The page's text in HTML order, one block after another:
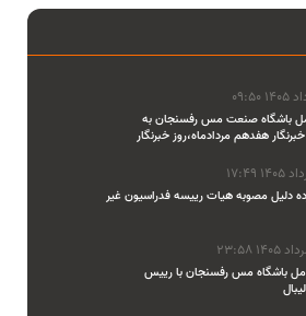
باشگاه صنعت مس رفسنجان به
هفدهم مردادماه،روز خبرنگار
دلیل مصوبه هیات رییسه فدراسیون غیر
باشگاه مس رفسنجان با رییس